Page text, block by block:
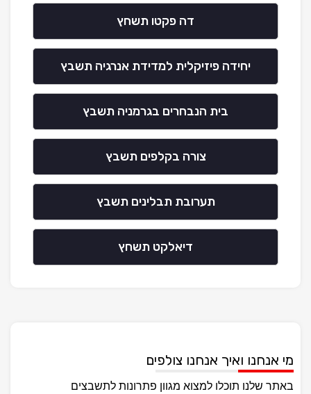
דה פקטו תשחץ
יחידה פיזיקלית למדידת אנרגיה תשבץ
בית הנבחרים בגרמניה תשבץ
צורה בקלפים תשבץ
תערובת תבלינים תשבץ
דיאלקט תשחץ
מי אנחנו ואיך אנחנו צולפים
באתר שלנו תוכלו למצוא מגוון פתרונות לתשבצים